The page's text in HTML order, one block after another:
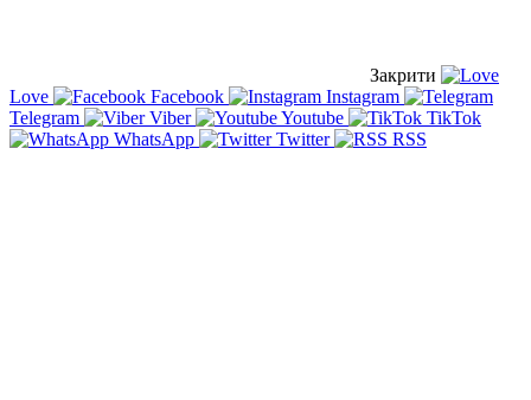
Закрити
Love
Facebook
Instagram
Telegram
Viber Youtube
TikTok
WhatsApp
Twitter RSS